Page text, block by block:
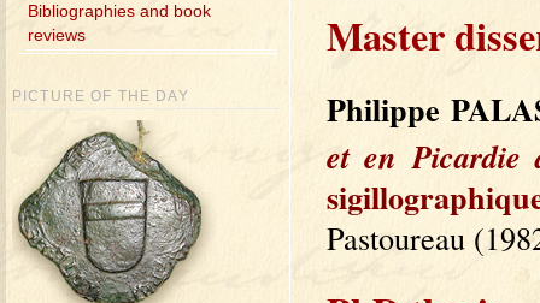
Master
Philippe
et en Picardie
Pastoureau
Bibliographies and book
reviews
PICTURE OF THE DAY